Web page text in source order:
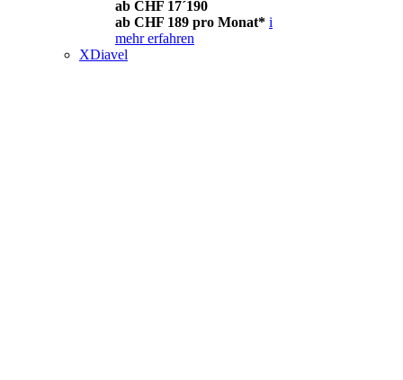
ab CHF 17´190
ab CHF 189 pro Monat* i
mehr erfahren
XDiavel